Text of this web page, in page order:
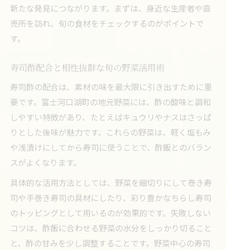
新たな発見につながります。まずは、身近な生産者や直
売所を訪れ、旬の食材をチェックするのがポイントで
す。
寿司酢配合と相性抜群な旬の野菜活用術
寿司酢の配合は、素材の味を最大限に引き出すために重
要です。富士河口湖町の地元野菜には、酢の酸味と調和
しやすい特徴があり、たとえばキュウリやナスはさっぱ
りとした後味が魅力です。これらの野菜は、軽く塩もみ
や浅漬けにしてから寿司に使うことで、酢飯とのバラン
スがよくなります。
具体的な活用方法としては、野菜を細切りにして巻き寿
司や手巻き寿司の具材にしたり、彩り豊かなちらし寿司
のトッピングとして用いるのが効果的です。失敗しない
コツは、酢飯に合わせる野菜の水分をしっかり切ること
と、酢の甘みを少し調整することです。野菜中心の寿司